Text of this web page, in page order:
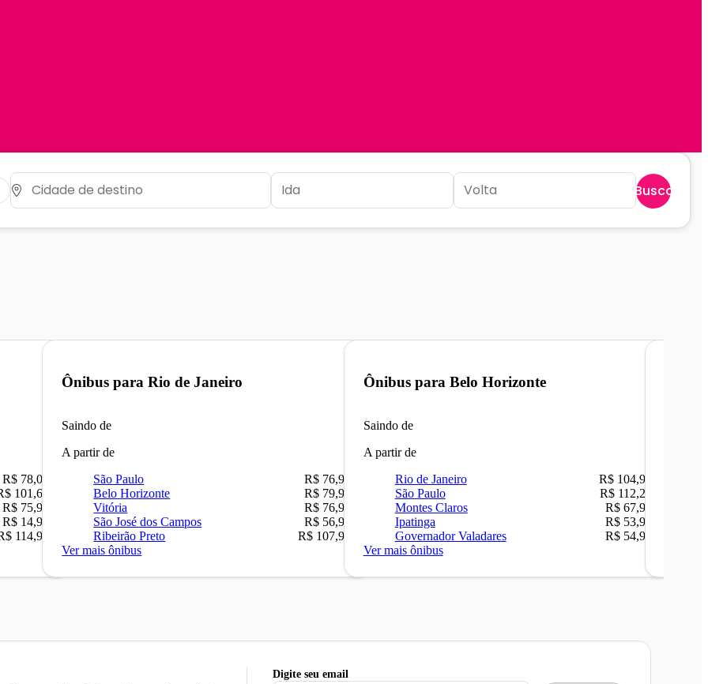
Buscar
R$ 78,02
101,67
R$ 75,90
R$ 14,90
114,90
Ônibus paraRio de Janeiro
Saindo de
A partir de
São Paulo
R$ 76,90
Belo Horizonte
R$ 79,90
Vitória
R$ 76,90
São José dos Campos
R$ 56,90
Ribeirão Preto
R$ 107,90
Ver mais ônibus
Ônibus para Belo Horizonte
Saindo de
A partir de
Rio de Janeiro
R$ 104,90
São Paulo
R$ 112,26
Montes Claros
R$ 67,90
Ipatinga
R$ 53,90
Governador Valadares
R$ 54,90
Ver mais ônibus
Digite seu email